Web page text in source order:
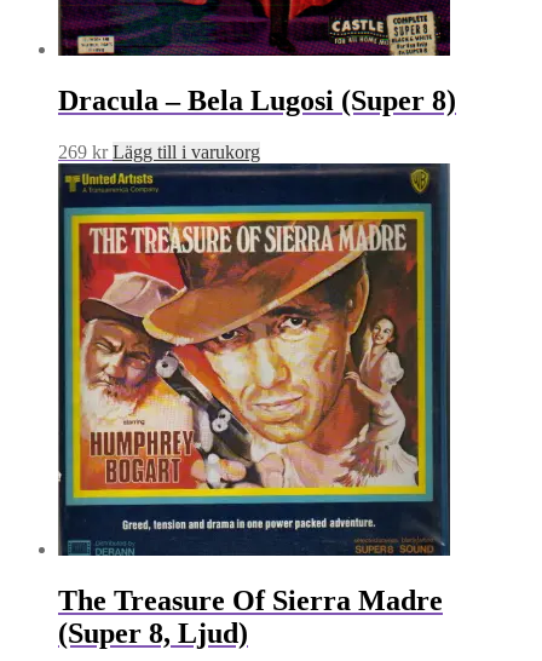
Dracula – Bela Lugosi (Super 8)
269 kr Lägg till i varukorg
The Treasure Of Sierra Madre
(Super 8, Ljud)